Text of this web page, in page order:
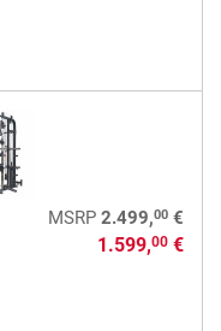
MSRP 2.499,00€
1.599,00€